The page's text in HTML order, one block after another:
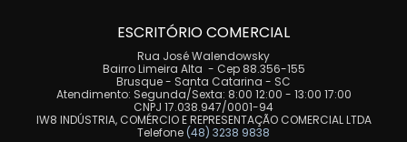
ESCRITÓRIO COMERCIAL
Rua José Walendowsky
Bairro Limeira Alta - Cep 88.356-155
Brusque - Santa Catarina - SC
Atendimento: Segunda/Sexta: 8:00 12:00 - 13:00 17:00
CNPJ 17.038.947/0001-94
IW8 INDÚSTRIA, COMÉRCIO E REPRESENTAÇÃO COMERCIAL LTDA
Telefone (48) 3238 9838